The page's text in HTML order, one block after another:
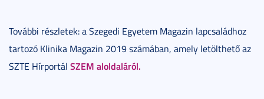
További részletek: a Szegedi Egyetem Magazin lapcsaládhoz
tartozó Klinika Magazin 2019 számában, amely letölthető az
SZTE Hírportál SZEM aloldaláról.